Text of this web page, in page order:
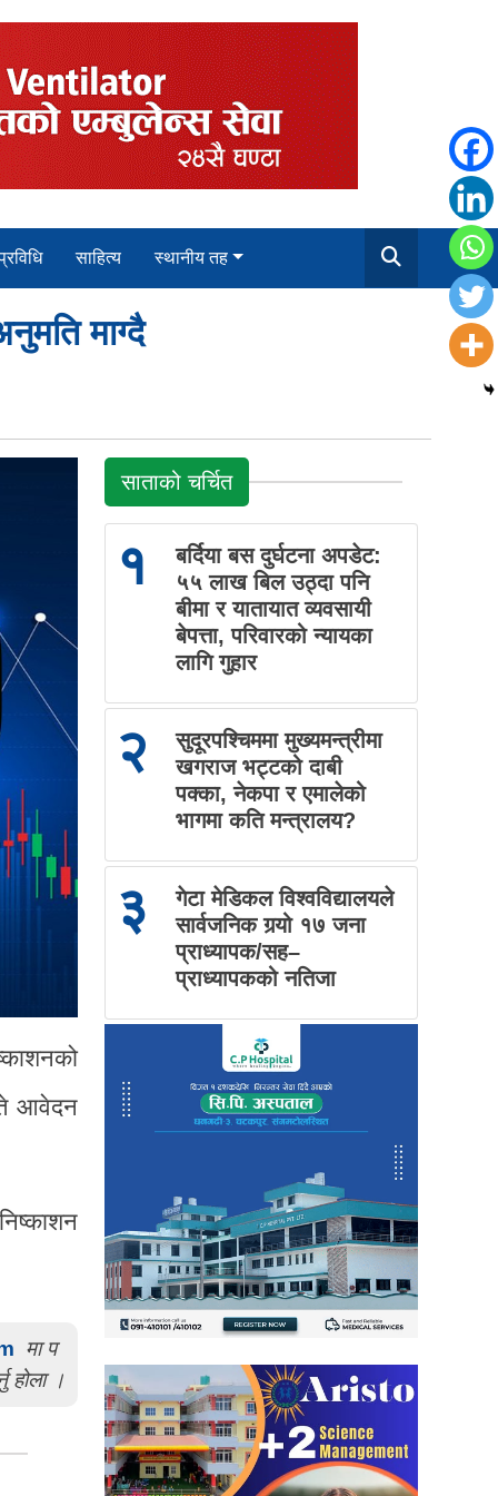
साहित्य स्थानीय तह
माग्दै
आवेदन
मा प
होला ।
साताको चर्चित
१
बर्दिया बस दुर्घटना अपडेट:
५५ लाख बिल उठ्दा पनि
बीमा र यातायात व्यवसायी
बेपत्ता, परिवारको न्यायका
लागि गुहार
२
सुदूरपश्चिममा मुख्यमन्त्रीमा
खगराज भट्टको दाबी
पक्का, नेकपा र एमालेको
भागमा कति मन्त्रालय?
३
गेटा मेडिकल विश्वविद्यालयले
सार्वजनिक गर्‍यो १७ जना
प्राध्यापक/सह–
प्राध्यापकको नतिजा